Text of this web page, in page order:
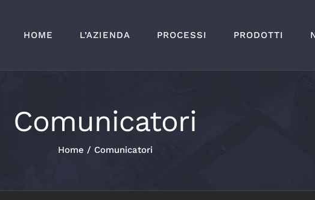
HOME L’AZIENDA PROCESSI PRODOTTI
Comunicatori
Home / Comunicatori